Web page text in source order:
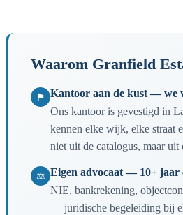
Waarom Granfield
⚑ Kantoor aan de kust — we
Ons kantoor is gevestigd in
kennen elke wijk, elke straat
niet uit de catalogus, maar
⚖ Eigen advocaat — 10+ jaar
NIE, bankrekening,
— juridische begeleiding bij